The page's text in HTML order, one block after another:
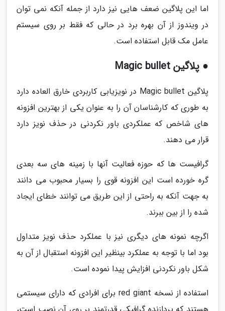
اما این پلاگین ضعف هایی نیز دارد از جمله آنکه نمی توان
در ویندوز از آن بهره برد در حالی که فقط بر روی سیستم
عامل مک قابل استفاده است.
● پلاگین Magic bullet
پلاگین Magic bullet در نویزیابی کاربردی خارق العاده دارد
به طوری که کارشناسان آن را به عنوان یکی از بهترین افزونه
های شاخص که عملکردی باور نکردنی در حذف نویز دارد
قرار می دهند.
گرافیست ها که حوزه فعالیت آنها با زمینه های سه بعدی
گره خورده است این افزونه قوی را بسیار محبوب می دانند
به جهت آنکه به راحتی از این طریق می توانند خطای ایجاد
شده را از بین ببرند.
اگرچه نمونه های دیگری نیز با عملکرد حذف نویز متداول
بود اما با توجه به عملکرد بینظیر این افزونه استقبال از آن به
شکل باور نکردنی افزایش پیدا نموده است.
استفاده از نسخه red giant برای افرادی که دارای سیستمی